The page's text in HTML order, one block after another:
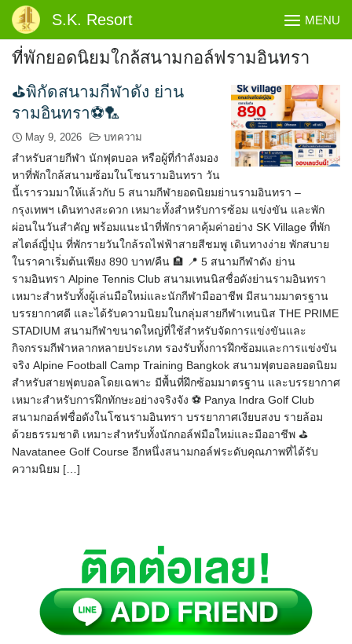
Skip
content
S.K. Resort MENU
ที่พักยอดนิยมใกล้สนามกอล์ฟรามอินทรา
⛳พิกัดสนามกีฬาดัง ย่าน
รามอินทรา⚽🏸
May 9, 2026 บทความ
สำหรับสายกีฬา นักฟุตบอล หรือผู้ที่กำลังมอง
หาที่พักใกล้สนามซ้อมในโซนรามอินทรา วัน
นี้เรารวมมาให้แล้วกับ 5 สนามกีฬายอดนิยมย่านรามอินทรา –
กรุงเทพฯ เดินทางสะดวก เหมาะทั้งสำหรับการซ้อม แข่งขัน และพัก
ผ่อนในวันสำคัญ พร้อมแนะนำที่พักราคาคุ้มค่าอย่าง SK Village ที่พัก
สไตล์ญี่ปุ่น ที่พักรายวันใกล้รถไฟฟ้าสายสีชมพู เดินทางง่าย พักสบาย
ในราคาเริ่มต้นเพียง 890 บาท/คืน 🏨 📍 5 สนามกีฬาดัง ย่าน
รามอินทรา Alpine Tennis Club สนามเทนนิสชื่อดังย่านรามอินทรา
เหมาะสำหรับทั้งผู้เล่นมือใหม่และนักกีฬามืออาชีพ มีสนามมาตรฐาน
บรรยากาศดี และได้รับความนิยมในกลุ่มสายกีฬาเทนนิส THE PRIME
STADIUM สนามกีฬาขนาดใหญ่ที่ใช้สำหรับจัดการแข่งขันและ
กิจกรรมกีฬาหลากหลายประเภท รองรับทั้งการฝึกซ้อมและการแข่งขัน
จริง Alpine Football Camp Training Bangkok สนามฟุตบอลยอดนิยม
สำหรับสายฟุตบอลโดยเฉพาะ มีพื้นที่ฝึกซ้อมมาตรฐาน และบรรยากาศ
เหมาะสำหรับการฝึกทักษะอย่างจริงจัง ⚽ Panya Indra Golf Club
สนามกอล์ฟชื่อดังในโซนรามอินทรา บรรยากาศเงียบสงบ รายล้อม
ด้วยธรรมชาติ เหมาะสำหรับทั้งนักกอล์ฟมือใหม่และมืออาชีพ ⛳
Navatanee Golf Course อีกหนึ่งสนามกอล์ฟระดับคุณภาพที่ได้รับ
ความนิยม […]